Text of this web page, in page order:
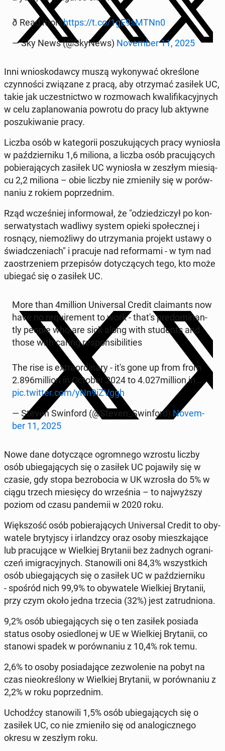
ð Read morehttps://t.co/1gE9sMTNn0
— Sky News (@SkyNews) No­vem­ber 11, 2025
Inni wnio­sko­daw­cy muszą wy­ko­ny­wać okre­ślo­ne
czyn­no­ści zwią­za­ne z pracą, aby otrzy­mać zasiłek UC,
takie jak uczest­nic­two w roz­mo­wach kwa­li­fi­ka­cyj­nych
w celu za­pla­no­wa­nia powrotu do pracy lub aktywne
po­szu­ki­wa­nie pracy.
Liczba osób w ka­te­go­rii po­szu­ku­ją­cych pracy wy­nio­sła
w paź­dzier­ni­ku 1,6 miliona, a liczba osób pra­cu­ją­cych
po­bie­ra­ją­cych zasiłek UC wy­nio­sła w zeszłym mie­sią­
cu 2,2 miliona – obie liczby nie zmie­ni­ły się w po­rów­
na­niu z rokiem po­przed­nim.
Rząd wcze­śniej in­for­mo­wał, że "odzie­dzi­czył po kon­
ser­wa­ty­stach wadliwy system opieki spo­łecz­nej i
rosnący, nie­moż­li­wy do utrzy­ma­nia projekt ustawy o
świad­cze­niach" i pracuje nad re­for­ma­mi - w tym nad
za­ostrze­niem prze­pi­sów do­ty­czą­cych tego, kto może
ubiegać się o zasiłek UC.
More than 4million Uni­ver­sal Credit cla­imants now
have no re­qu­ire­ment to work - that's pre­do­mi­nan­
tly people who are sick along with stu­dents and
those with caring re­spon­si­bi­li­ties
The rise is extra­or­di­na­ry - it's gone up from from
2.896million in October 2024 to 4.027million in…
pic.twitter.com/yNn9iZVggh
— Steven Swin­ford (@Steven_Swin­ford) No­vem­
ber 11, 2025
Nowe dane do­ty­czą­ce ogrom­ne­go wzrostu liczby
osób ubie­ga­ją­cych się o zasiłek UC po­ja­wi­ły się w
czasie, gdy ​​stopa bez­ro­bo­cia w UK wzrosła do 5% w
ciągu trzech mie­się­cy do wrze­śnia – to naj­wyż­szy
poziom od czasu pan­de­mii w 2020 roku.
Więk­szość osób po­bie­ra­ją­cych Uni­ver­sal Credit to oby­
wa­te­le bry­tyj­scy i ir­landz­cy oraz osoby miesz­ka­ją­ce
lub pra­cu­ją­ce w Wiel­kiej Bry­ta­nii bez żadnych ogra­ni­
czeń imi­gra­cyj­nych. Sta­no­wi­li oni 84,3% wszyst­kich
osób ubie­ga­ją­cych się o zasiłek UC w paź­dzier­ni­ku
- spośród nich 99,9% to oby­wa­te­le Wiel­kiej Bry­ta­nii,
przy czym około jedna trzecia (32%) jest za­trud­nio­na.
9,2% osób ubie­ga­ją­cych się o ten zasiłek posiada
status osoby osie­dlo­nej w UE w Wiel­kiej Bry­ta­nii, co
stanowi spadek w po­rów­na­niu z 10,4% rok temu.
2,6% to osoby po­sia­da­ją­ce ze­zwo­le­nie na pobyt na
czas nie­okre­ślo­ny w Wiel­kiej Bry­ta­nii, w po­rów­na­niu z
2,2% w roku po­przed­nim.
Uchodź­cy sta­no­wi­li 1,5% osób ubie­ga­ją­cych się o
zasiłek UC, co nie zmie­ni­ło się od ana­lo­gicz­ne­go
okresu w zeszłym roku.